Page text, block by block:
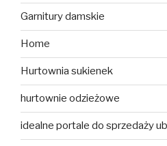
Garnitury damskie
Home
Hurtownia sukienek
hurtownie odzieżowe
idealne portale do sprzedaży